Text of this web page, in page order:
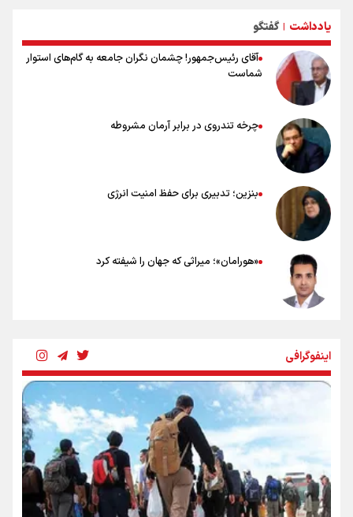
بهترین موکب‌های ایرانی در پیاده روی اربعین ۱۴۰۵
یادداشت | گفتگو
آقای رئیس‌جمهور! چشمان نگران جامعه به گام‌های استوار
شماست
چرخه تندروی در برابر آرمان مشروطه
بنزین؛ تدبیری برای حفظ امنیت انرژی
«هورامان»؛ میراثی که جهان را شیفته کرد
رسانه ملی و حق مردم برای شنیدن صدای رئیس‌جمهوری
روایت ایران از کنار مردم
اینفوگرافی